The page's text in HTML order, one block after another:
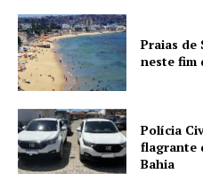
Praias de
neste fim
Polícia
flagrante
Bahia